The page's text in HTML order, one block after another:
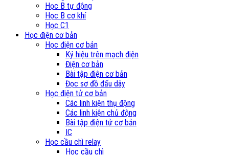
Học B tự động
Học B cơ khí
Học C1
Học điện cơ bản
Học điện cơ bản
Ký hiệu trên mạch điện
Điện cơ bản
Bài tập điện cơ bản
Đọc sơ đồ đấu dây
Học điện tử cơ bản
Các linh kiện thụ động
Các linh kiện chủ động
Bài tập điện tử cơ bản
IC
Học cầu chì relay
Học cầu chì